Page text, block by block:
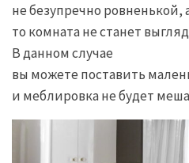
не безупречно ровненькой,
то комната не станет
В данном случае
вы можете поставить
и меблировка не будет